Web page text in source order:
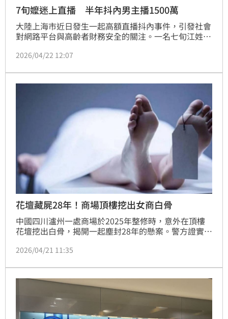
7旬嬤迷上直播 半年抖內男主播1500萬
大陸上海市近日發生一起高額直播抖內事件，引發社會
對網路平台與高齡者財務安全的關注。一名七旬江姓婦
高達人民幣330萬元（約新台幣1522萬元），不僅耗盡
困境，連15元（約新台幣69元）的基本電費都無力繳
納。
2026/04/22 12:07
花壇藏屍28年！商場頂樓挖出女商白骨
中國四川瀘州一處商場於2025年整修時，意外在頂樓
花壇挖出白骨，揭開一起塵封28年的懸案。警方證實死
財害命的陳亦芬及其前夫楊付根。這對嫌犯坦承因積欠
多年追查，甚至識破陳女整形與竄改身分的伎倆，最終
於上海將其逮捕歸案，成功偵破這起震驚當地的冷案。
受害者家屬長達近30年的等待終於迎來真相，期盼司法
2026/04/21 11:35